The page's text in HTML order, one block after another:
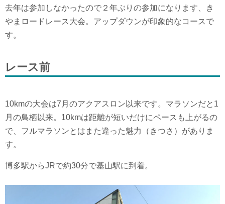
去年は参加しなかったので２年ぶりの参加になります、き
やまロードレース大会。アップダウンが印象的なコースで
す。
レース前
10kmの大会は7月のアクアスロン以来です。マラソンだと1
月の鳥栖以来。10kmは距離が短いだけにペースも上がるの
で、フルマラソンとはまた違った魅力（きつさ）がありま
す。
博多駅からJRで約30分で基山駅に到着。